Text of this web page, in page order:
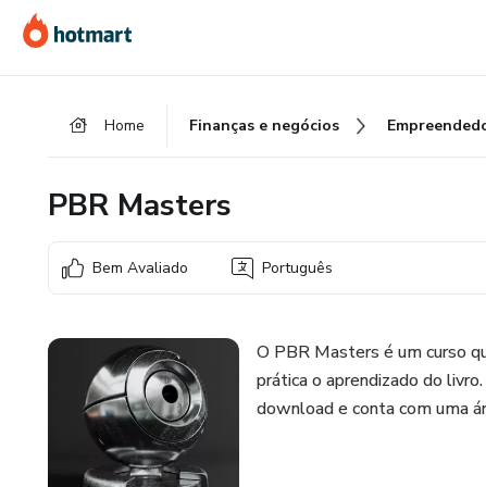
para
o
para
o
para
o
Home Finanças e negócios
PBR Masters
Bem Avaliado Português
O PBR Masters é um curso
prática o aprendizado do
download e conta com uma